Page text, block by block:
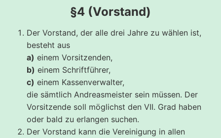
§4 (Vorstand)
Der Vorstand, der alle drei Jahre zu wählen ist,
besteht aus
a) einem Vorsitzenden,
b) einem Schriftführer,
c) einem Kassenverwalter,
die sämtlich Andreasmeister sein müssen. Der
Vorsitzende soll möglichst den VII. Grad haben
oder bald zu erlangen suchen.
Der Vorstand kann die Vereinigung in allen